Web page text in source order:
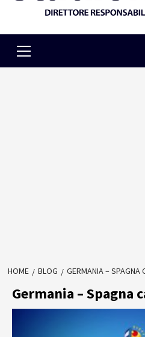
Menu
HOME BLOG GERMANIA – SPAGNA
Germania – Spagna